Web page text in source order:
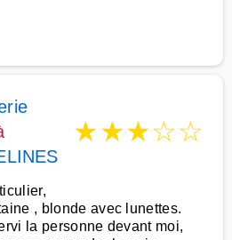
★★★☆☆
, blonde avec lunettes.
la personne devant moi,